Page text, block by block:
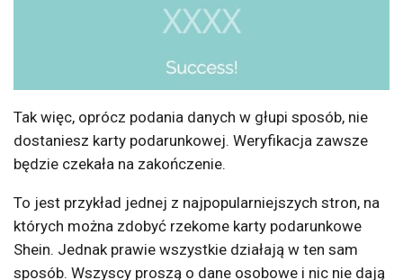
Tak więc, oprócz podania danych w głupi sposób, nie
dostaniesz karty podarunkowej. Weryfikacja zawsze
będzie czekała na zakończenie.
To jest przykład jednej z najpopularniejszych stron, na
których można zdobyć rzekome karty podarunkowe
Shein. Jednak prawie wszystkie działają w ten sam
sposób. Wszyscy proszą o dane osobowe i nic nie dają